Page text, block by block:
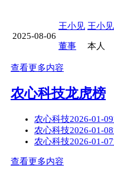
2025-08-06
王小见
董事
王小见
本人
查看更多内容
农心科技龙虎榜
农心科技2026-01-
农心科技2026-01-
农心科技2026-01-
查看更多内容